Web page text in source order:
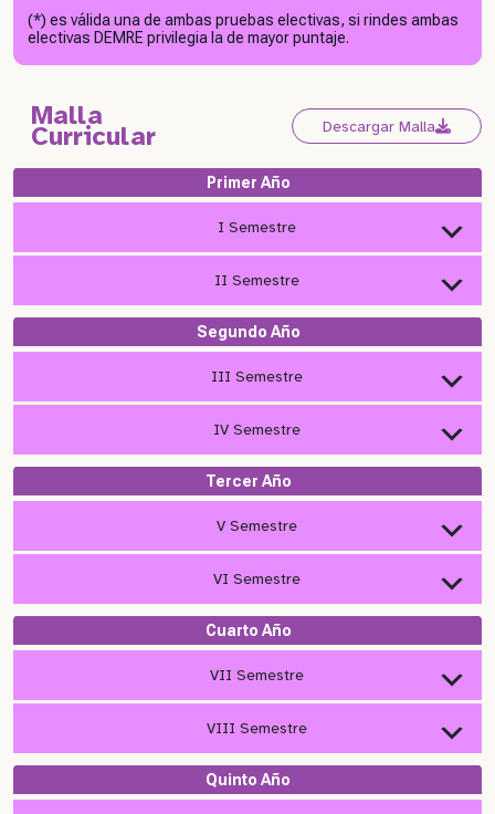
(*) es válida una de ambas pruebas electivas, si rindes ambas
electivas DEMRE privilegia la de mayor puntaje.
Malla
Curricular Descargar Malla
Primer Año
I Semestre
II Semestre
Segundo Año
III Semestre
IV Semestre
Tercer Año
V Semestre
VI Semestre
Cuarto Año
VII Semestre
VIII Semestre
Quinto Año